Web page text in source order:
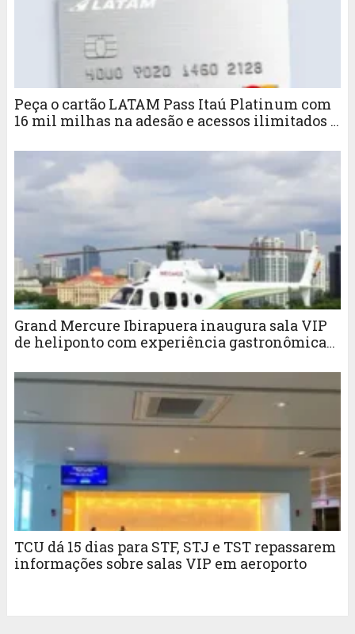
Peça o cartão LATAM Pass Itaú Platinum com
16 mil milhas na adesão e acessos ilimitados a
Grand Mercure Ibirapuera inaugura sala VIP
de heliponto com experiência gastronômica
TCU dá 15 dias para STF, STJ e TST repassarem
informações sobre salas VIP em aeroporto